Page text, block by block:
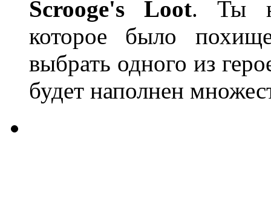
Scrooge's Loot. Ты
которое было
выбрать одного из
будет наполнен